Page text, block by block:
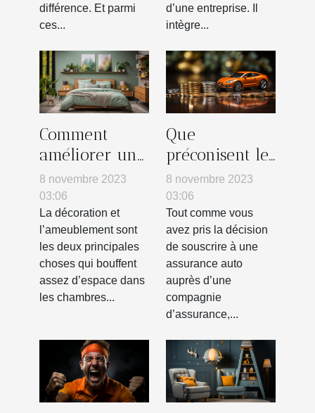
différence. Et parmi
ces...
d’une entreprise. Il
intègre...
Comment
améliorer une
petite
chambre ?
8 novembre 2023
03:06
La décoration et
l’ameublement sont
les deux principales
choses qui bouffent
assez d’espace dans
les chambres...
Que
préconisent les
lois Chatel et
Harmon en
termes de
résiliation
d’un contrat
d’assurance
auto ?
8 novembre 2023
03:06
Tout comme vous
avez pris la décision
de souscrire à une
assurance auto
auprès d’une
compagnie
d’assurance,...